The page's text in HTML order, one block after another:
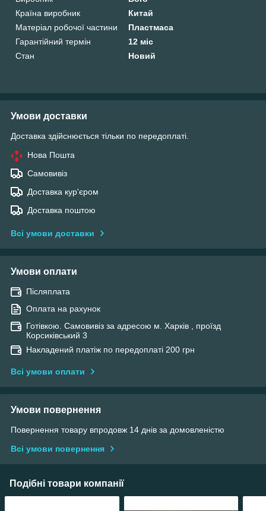
Країна виробник
Китай
Матеріал робочої частини
Пластмаса
Гарантійний термін
12 міс
Стан
Новий
Умови доставки
Доставка здійснюється тільки по передоплаті.
Нова Пошта
Самовивіз
Доставка кур'єром
Доставка поштою
Всі умови доставки
Умови оплати
Післяплата
Оплата на рахунок
Готівкою. Самовивіз за адресою м. Харків , проїзд
Корсиківський 3
Накладений платіж по передоплаті 200 грн
Всі умови оплати
Умови повернення
Повернення товару впродовж 14 днів за домовленістю
Всі умови повернення
Подібні товари компанії